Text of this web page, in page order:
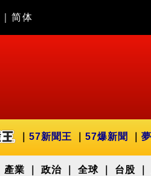
简体
57新聞王 57爆新聞
產業 政治 全球 台股